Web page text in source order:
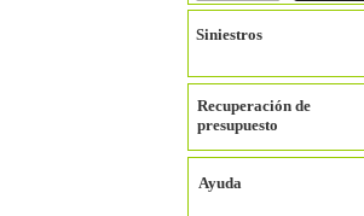
Recuperación de
presupuesto
Ayuda
Siniestros